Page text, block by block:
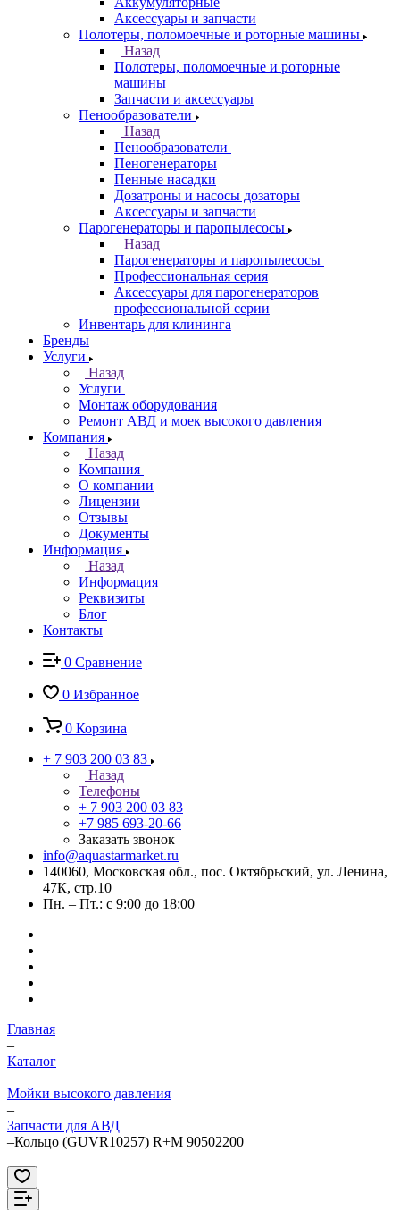
Аксессуары и запчасти
Полотеры, поломоечные и роторные машины
Назад
Полотеры, поломоечные и роторные
машины
Запчасти и аксессуары
Пенообразователи
Назад
Пенообразователи
Пеногенераторы
Пенные насадки
Дозатроны и насосы дозаторы
Аксессуары и запчасти
Парогенераторы и паропылесосы
Назад
Парогенераторы и паропылесосы
Профессиональная серия
Аксессуары для парогенераторов
профессиональной серии
Инвентарь для клининга
Бренды
Услуги
Назад
Услуги
Монтаж оборудования
Ремонт АВД и моек высокого давления
Компания
Назад
Компания
О компании
Лицензии
Отзывы
Документы
Информация
Назад
Информация
Реквизиты
Блог
Контакты
0 Сравнение
0 Избранное
0 Корзина
+ 7 903 200 03 83
Назад
Телефоны
+ 7 903 200 03 83
+7 985 693-20-66
Заказать звонок
info@aquastarmarket.ru
140060, Московская обл., пос. Октябрьский, ул. Ленина,
47К, стр.10
Пн. – Пт.: с 9:00 до 18:00
Главная
–
Каталог
–
Мойки высокого давления
–
Запчасти для АВД
–Кольцо (GUVR10257) R+M 90502200